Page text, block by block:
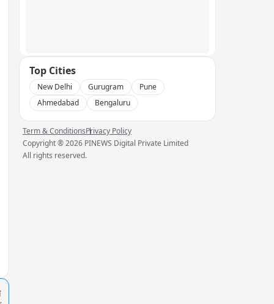
Top Cities
New Delhi Gurugram
Pune
Ahmedabad
Bengaluru
Term & ConditionsPrivacy Policy
Copyright ®2026 PINEWS Digital Private Limited
All rights reserved.